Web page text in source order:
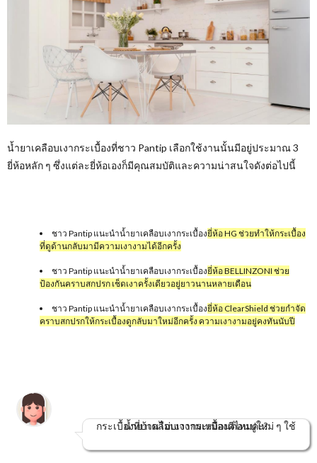
น้ำยาเคลือบเงากระเบื้องที่ชาว Pantip เลือกใช้งานนั้นมีอยู่ประมาณ 3
ยี่ห้อหลัก ๆ ซึ่งแต่ละยี่ห้อเองก็มีคุณสมบัติและความน่าสนใจดังต่อไปนี้
ชาว Pantip แนะนำน้ำยาเคลือบเงากระเบื้องยี่ห้อ HG ช่วยทำให้กระเบื้อง
ที่ดูด้านกลับมามีความเงางามได้อีกครั้ง
ชาว Pantip แนะนำน้ำยาเคลือบเงากระเบื้องยี่ห้อ BELLINZONI ช่วย
ป้องกันคราบสกปรก เช็ดเงาครั้งเดียวอยู่ยาวนานหลายเดือน
ชาว Pantip แนะนำน้ำยาเคลือบเงากระเบื้องยี่ห้อ ClearShield ช่วยกำจัด
คราบสกปรกให้กระเบื้องดูกลับมาใหม่อีกครั้ง ความเงางามอยู่คงทันนับปี
กระเบื้องที่บ้านไม่เงางามเหมือนตอนปูใหม่ ๆ ใช้น้ำยาเคลือบเงากระเบื้องดีไหมคะ?